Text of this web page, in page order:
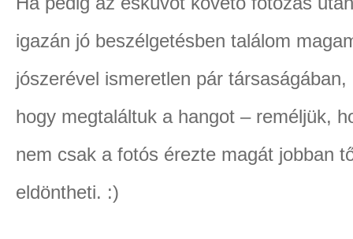
igazán jó beszélgetésben találom
jószerével ismeretlen pár
hogy megtaláltuk a hangot – reméljük,
nem csak a fotós érezte magát jobban
eldöntheti. :)